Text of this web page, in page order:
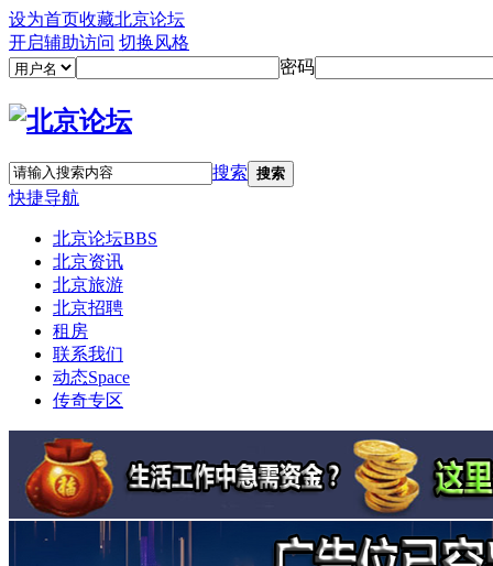
设为首页收藏北京论坛
开启辅助访问 切换风格
密码
搜索 搜索
快捷导航
北京论坛BBS
北京资讯
北京旅游
北京招聘
租房
联系我们
动态Space
传奇专区